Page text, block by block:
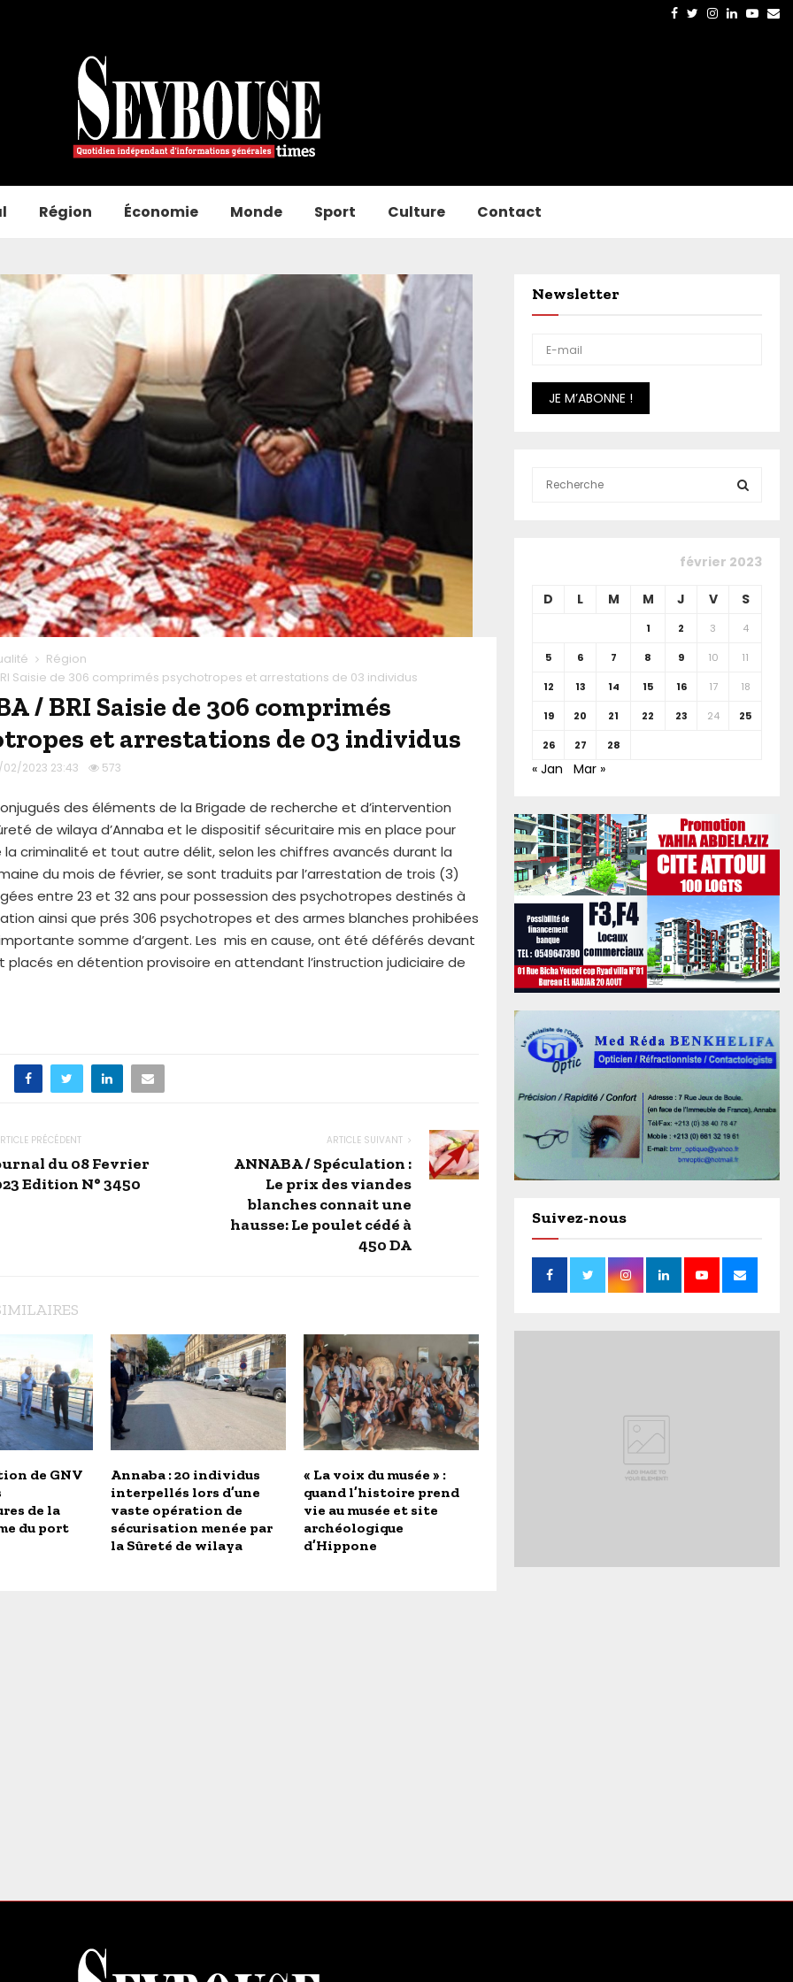
Facebook
Twitter
Instagram
Linkedin
Région Économie Monde Sport Culture Contact
Région
Saisie de 306 comprimés psychotropes et arrestations de 03 individus
/ BRI Saisie de 306 comprimés
et arrestations de 03 individus
2023 23:43 573
des éléments de la Brigade de recherche et d’intervention
de wilaya d’Annaba et le dispositif sécuritaire mis en place pour
criminalité et tout autre délit, selon les chiffres avancés durant la
du mois de février, se sont traduits par l’arrestation de trois (3)
entre 23 et 32 ans pour possession des psychotropes destinés à
ainsi que prés 306 psychotropes et des armes blanches prohibées
importante somme d’argent. Les mis en cause, ont été déférés devant
placés en détention provisoire en attendant l’instruction judiciaire de
PRÉCÉDENT
du 08 Fevrier
Edition N° 3450
ARTICLE SUIVANT
ANNABA / Spéculation :
Le prix des viandes
blanches connait une
hausse: Le poulet cédé à
450 DA
de GNV
de la
du port
Annaba : 20 individus
interpellés lors d’une
vaste opération de
sécurisation menée par
la Sûreté de wilaya
« La voix du musée » :
quand l’histoire prend
vie au musée et site
archéologique
d’Hippone
Newsletter
E
A
R
C
février 2023
D L M M J V S
1 2 3 4
5 6 7 8 9 10 11
12 13 14 15 16 17 18
19 20 21 22 23 24 25
26 27 28
« Jan Mar »
Suivez-nous